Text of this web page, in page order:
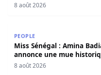
8 août 2026
PEOPLE
Miss Sénégal : Amina
annonce une mue
8 août 2026